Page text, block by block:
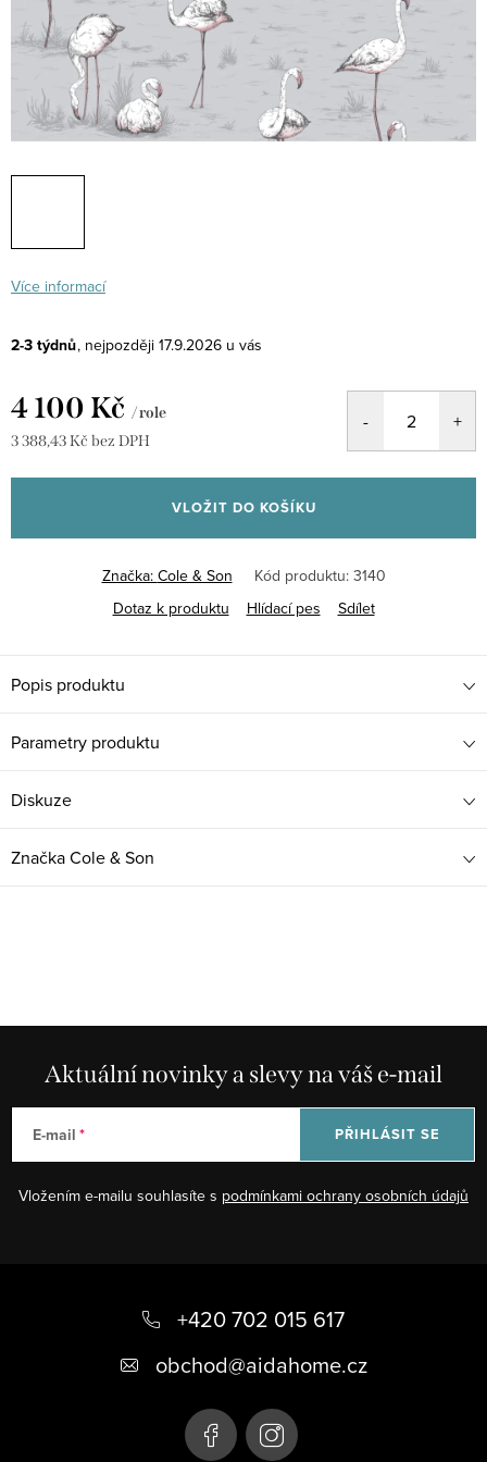
Více informací
2-3 týdnů 17.9.2026
4 100 Kč / role
3 388,43 Kč bez DPH
cena:
VLOŽIT DO KOŠÍKU
Značka: Cole & Son Kód produktu: 3140
Dotaz k produktu
Hlídací pes Sdílet
Popis produktu
Parametry produktu
Diskuze
ZnačkaCole & Son
Aktuální novinky a slevy na váš e-mail
E-mail
Vložením e-mailu souhlasíte s podmínkami ochrany osobních údajů
PŘIHLÁSIT SE
+420 702 015 617
obchod@aidahome.cz